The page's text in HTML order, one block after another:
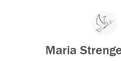
Maria